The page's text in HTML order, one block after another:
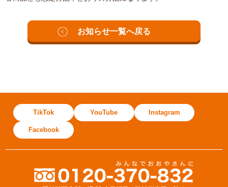
お知らせ一覧へ戻る
TikTok YouTube Instagram
Facebook